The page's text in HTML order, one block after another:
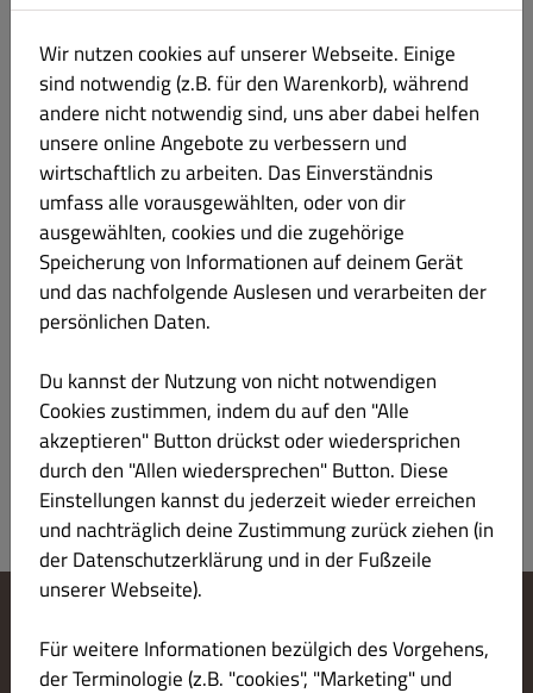
Pita Hähnchen spiess € 6.80
Mit Zaziki Pommes frites Tomaten Zwiebeln
Pita Vegetarisch € 6.80
Pommes frites Tomaten Zwiebeln
Cookie-Einstellungen ändern
Kontaktiere uns
Wir nutzen cookies auf unserer Webseite. Einige
sind notwendig (z.B. für den Warenkorb), während
andere nicht notwendig sind, uns aber dabei helfen
unsere online Angebote zu verbessern und
wirtschaftlich zu arbeiten. Das Einverständnis
umfass alle vorausgewählten, oder von dir
ausgewählten, cookies und die zugehörige
Speicherung von Informationen auf deinem Gerät
und das nachfolgende Auslesen und verarbeiten der
persönlichen Daten.
Du kannst der Nutzung von nicht notwendigen
Cookies zustimmen, indem du auf den "Alle
akzeptieren" Button drückst oder wiedersprichen
durch den "Allen wiedersprechen" Button. Diese
Einstellungen kannst du jederzeit wieder erreichen
und nachträglich deine Zustimmung zurück ziehen (in
der Datenschutzerklärung und in der Fußzeile
unserer Webseite).
Für weitere Informationen bezülgich des Vorgehens,
der Terminologie (z.B. "cookies", "Marketing" und